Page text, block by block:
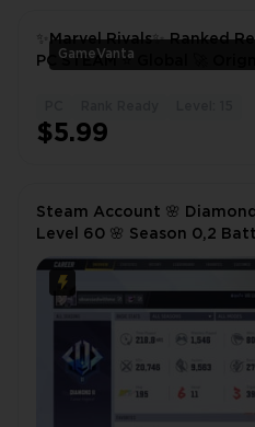
GameVanta
✨Marvel Rivals✨ Ranked
PC STEAM ⭐️ Global 🚀
$5.99
Steam Account 🌸
Level 60 🌸 Season 0,2
🌸 Spider-Oni Bundle ,
Bundle and others